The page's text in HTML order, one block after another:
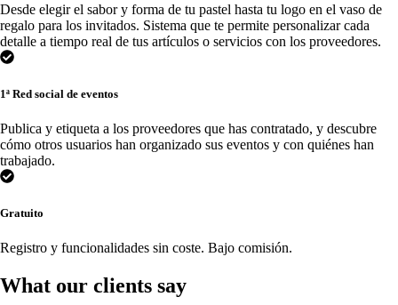
Desde elegir el sabor y forma de tu pastel hasta tu logo en el vaso de
regalo para los invitados. Sistema que te permite personalizar cada
detalle a tiempo real de tus artículos o servicios con los proveedores.
1ª Red social de eventos
Publica y etiqueta a los proveedores que has contratado, y descubre
cómo otros usuarios han organizado sus eventos y con quiénes han
trabajado.
Gratuito
Registro y funcionalidades sin coste. Bajo comisión.
What our clients say